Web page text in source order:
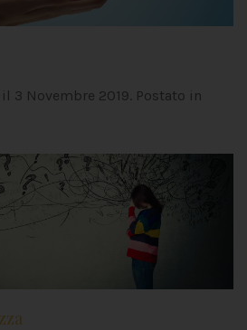
3 Novembre 2019. Postato in